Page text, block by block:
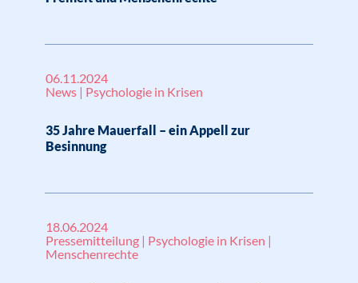
06.11.2024
News | Psychologie in Krisen
35 Jahre Mauerfall – ein Appell zur
Besinnung
18.06.2024
Pressemitteilung | Psychologie in Krisen |
Menschenrechte